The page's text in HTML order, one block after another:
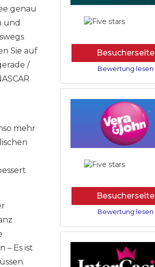
genau
und
Sie auf
/
mehr
– Es ist
Besucherseite
Bewertung lesen
Besucherseite
Bewertung lesen